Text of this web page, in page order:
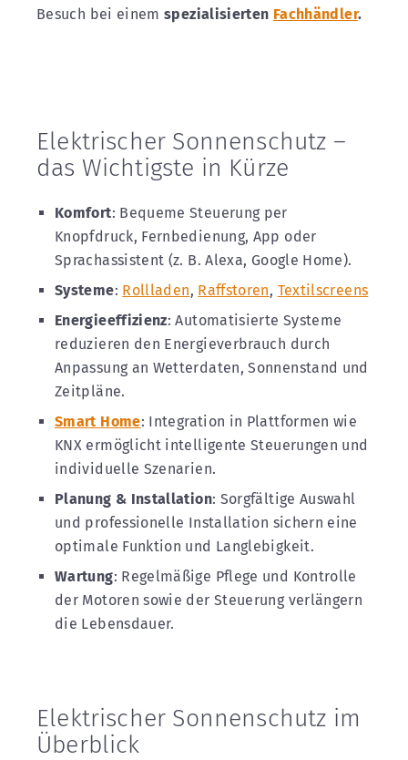
Besuch bei einemspezialisierten Fachhändler.
Elektrischer Sonnenschutz –
das Wichtigste in Kürze
Komfort: Bequeme Steuerung per
Knopfdruck, Fernbedienung, App oder
Sprachassistent (z. B. Alexa, Google Home).
Systeme: Rollladen, Raffstoren, Textilscreens
Energieeffizienz: Automatisierte Systeme
reduzieren den Energieverbrauch durch
Anpassung an Wetterdaten, Sonnenstand und
Zeitpläne.
Smart Home: Integration in Plattformen wie
KNX ermöglicht intelligente Steuerungen und
individuelle Szenarien.
Planung & Installation: Sorgfältige Auswahl
und professionelle Installation sichern eine
optimale Funktion und Langlebigkeit.
Wartung: Regelmäßige Pflege und Kontrolle
der Motoren sowie der Steuerung verlängern
die Lebensdauer.
Elektrischer Sonnenschutz im
Überblick